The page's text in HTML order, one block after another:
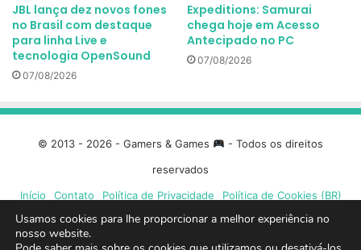
JBL lança dez novos fones
no Brasil com destaque
para linha Live e
tecnologia OpenSound
07/08/2026
Expeditions: Samurai
chega hoje em Acesso
Antecipado no PC
07/08/2026
© 2013 - 2026 - Gamers & Games
- Todos os direitos
reservados
Início
Contato Política de Privacidade Política de Cookies (BR)
Facebook
X
Usamos cookies para lhe proporcionar a melhor experiência no
nosso website.